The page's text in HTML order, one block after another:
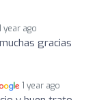
year ago
gracias
1 year ago